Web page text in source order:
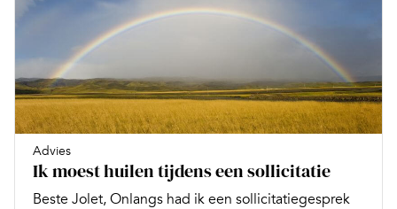
Advies
Ik moest huilen tijdens een sollicitatie
Beste Jolet, Onlangs had ik een sollicitatiegesprek